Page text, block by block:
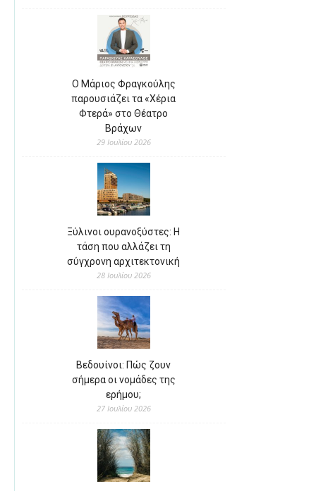
Ο Μάριος Φραγκούλης
παρουσιάζει τα «Χέρια
Φτερά» στο Θέατρο
Βράχων
29 Ιουλίου 2026
Ξύλινοι ουρανοξύστες: Η
τάση που αλλάζει τη
σύγχρονη αρχιτεκτονική
28 Ιουλίου 2026
Βεδουίνοι: Πώς ζουν
σήμερα οι νομάδες της
ερήμου;
27 Ιουλίου 2026